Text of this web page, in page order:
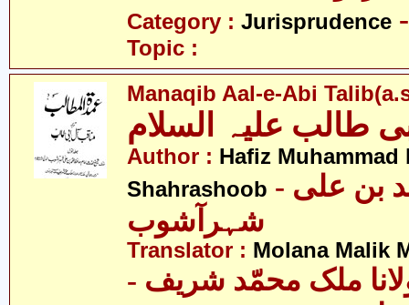
Category : Jurisprudence
Topic :
Manaqib Aal-e-Abi
طالب علیہ السلام
Author : Hafiz Muhammad
Shahrashoob - حافظ محمّد بن علی
شہرآشوب
Translator : Molana Malik
ملک محمّد شریف